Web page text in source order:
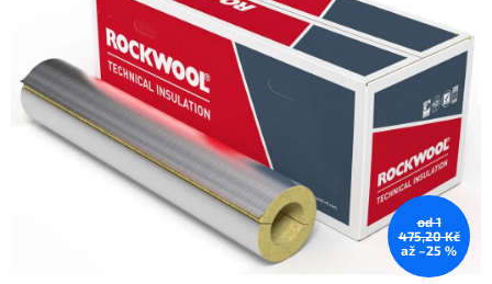
od 1
475,20 Kč
až –25 %